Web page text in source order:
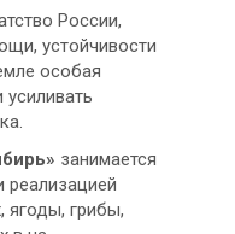
России,
устойчивости
особая
усиливать
занимается
реализацией
ягоды, грибы,